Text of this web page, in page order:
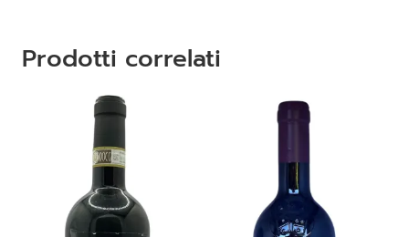
Prodotti correlati